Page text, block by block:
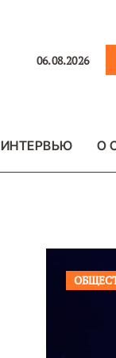
06.08.2026
ИНТЕРВЬЮ О